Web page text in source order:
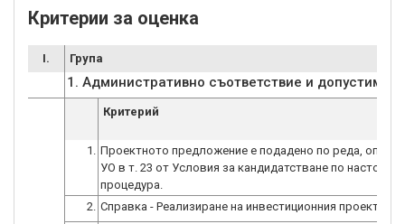
Критерии за оценка
I. Група
Критерий
1. Проектното предложение е подадено по реда,
УО в т. 23 от Условия за кандидатстване по
процедура.
2. Справка - Реализиране на инвестиционния проект